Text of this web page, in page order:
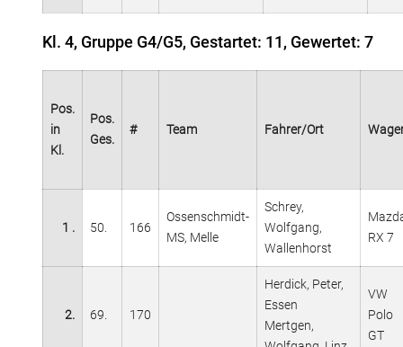
Kl. 4, Gruppe G4/G5, Gestartet: 11, Gewertet: 7
Pos.
in
Kl.
Pos.
Ges.
# Team Fahrer/Ort
1 . 50. 166
Ossenschmidt-
MS, Melle
Schrey,
Wolfgang,
Wallenhorst
RX 7
2. 69. 170
Herdick, Peter,
Essen
Mertgen,
VW
Polo
GT